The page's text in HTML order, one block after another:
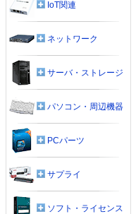
IoT関連
ネットワーク
サーバ・ストレージ
パソコン・周辺機器
PCパーツ
サプライ
ソフト・ライセンス